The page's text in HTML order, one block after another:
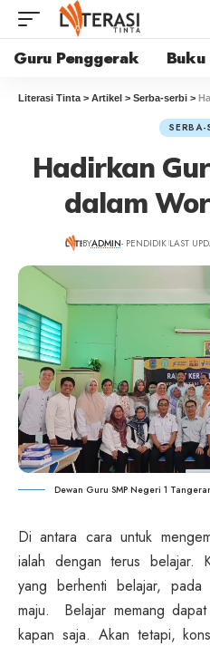
Guru Penggerak
Literasi Tinta > Artikel > Serba-serbi >
SERBA-
Hadirkan
dalam
BYADMIN- PENDIDIK LAST
Dewan Guru SMP Negeri 1
Di antara cara untuk
ialah dengan terus belajar.
yang berhenti belajar,
maju. Belajar memang
kapan saja. Akan tetapi,